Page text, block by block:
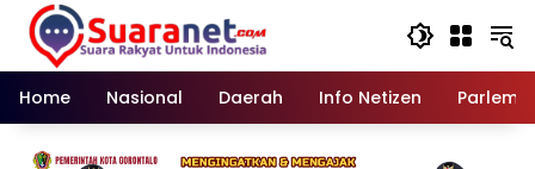
Langsung
konten
Home
Nasional Daerah Info Netizen